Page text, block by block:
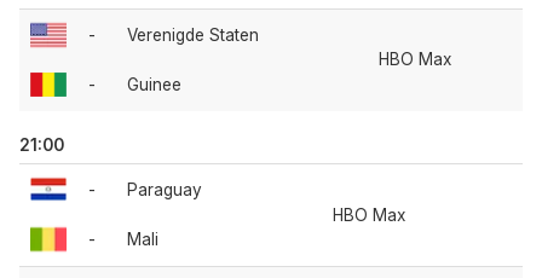
-
-
Verenigde Staten
Guinee
HBO Max
21:00
-
-
Paraguay
Mali
HBO Max